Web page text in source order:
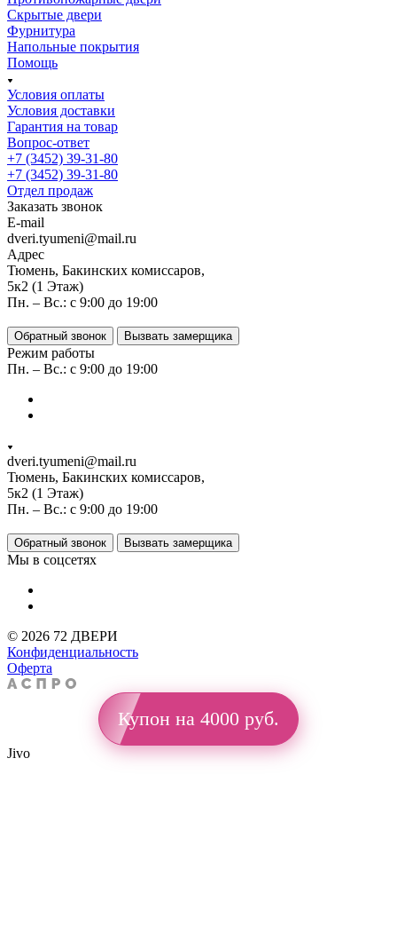
Скрытые двери
Фурнитура
Напольные покрытия
Помощь
Условия оплаты
Условия доставки
Гарантия на товар
Вопрос-ответ
+7 (3452) 39-31-80
+7 (3452) 39-31-80
Отдел продаж
Заказать звонок
E-mail
dveri.tyumeni@mail.ru
Адрес
Тюмень, Бакинских комиссаров,
5к2 (1 Этаж)
Пн. – Вс.: с 9:00 до 19:00
Обратный звонок Вызвать замерщика
Режим работы
Пн. – Вс.: с 9:00 до 19:00
dveri.tyumeni@mail.ru
Тюмень, Бакинских комиссаров,
5к2 (1 Этаж)
Пн. – Вс.: с 9:00 до 19:00
Обратный звонок Вызвать замерщика
Мы в соцсетях
© 2026 72 ДВЕРИ
Конфиденциальность
Оферта
Купон на 4000 руб.
Jivo